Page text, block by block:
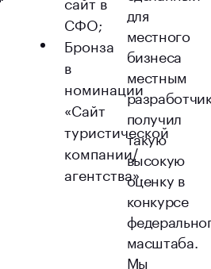
СФО;
Бронза
в
номинации
«Сайт
туристической
компании/
агентства».
для
местного
бизнеса
местным
получил
такую
высокую
оценку в
конкурсе
масштаба.
Мы